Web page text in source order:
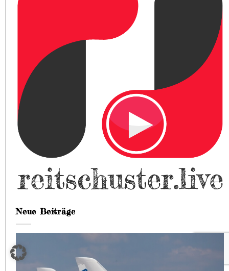
Neue Beiträge